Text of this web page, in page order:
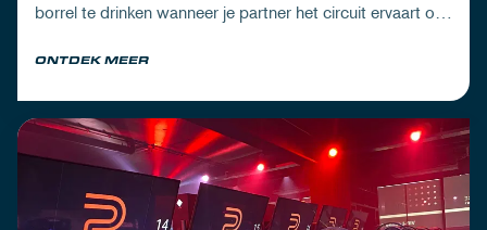
borrel te drinken wanneer je partner het circuit ervaart of
ONTDEK MEER